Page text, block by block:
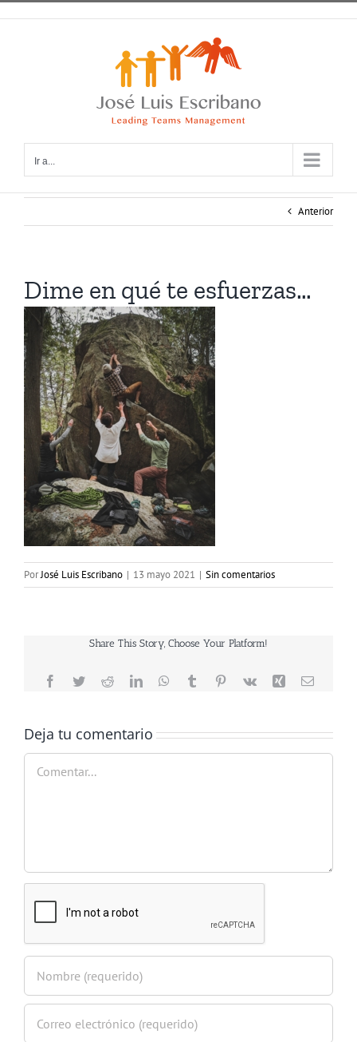
Saltar
al
Ir a...
Anterior
Dime en qué te esfuerzas…
PorJosé Luis Escribano | 13 mayo 2021 | Sin comentarios
Share This Story, Choose Your Platform!
Facebook
TwitterRedditLinkedInWhatsApp
TumblrPinterest
Vk Xing Correo
Deja tu comentario
Comentar